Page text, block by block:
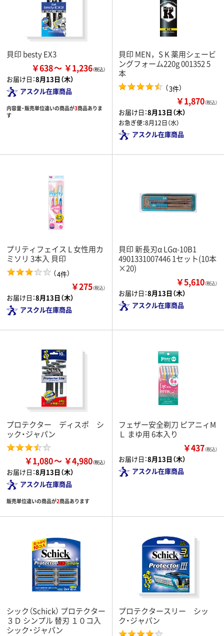
貝印 besty EX3
￥638 ￥1,236
お届け日：8月13日（木）
アスクル在庫商品
内容量・販売単位違いの商品が3商品ありま
す
貝印 MEN，S K 薬用シェービ
ングフォーム220g 001352 5
本
（3件）
￥1,870（税込）
お届け日：8月13日（木）
お急ぎ便：8月12日（水）
アスクル在庫商品
プリティフェイス L 女性用カ
ミソリ 3本入 貝印
（4件）
￥275（税込）
お届け日：8月13日（木）
アスクル在庫商品
貝印 新長刃α LGα-10B1
4901331007446 1セット(10本
×20)
￥5,610（税込）
お届け日：8月13日（木）
アスクル在庫商品
プロテクター ディスポ シ
ック・ジャパン
￥1,080 ￥4,980
お届け日：8月13日（木）
アスクル在庫商品
販売単位違いの商品が2商品あります
フェザー安全剃刀 ピアニィM
Ｌ まゆ用 6本入り
￥437（税込）
お届け日：8月13日（木）
アスクル在庫商品
シック（Schick） プロテクター
３Ｄ シンプル 替刃 １０コ入
シック・ジャパン
プロテクタースリー シッ
ク・ジャパン